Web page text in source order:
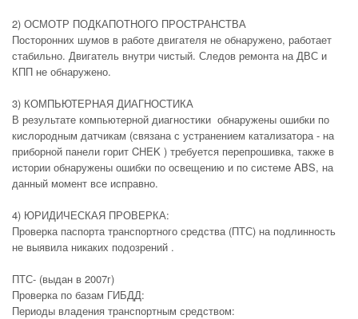
2) ОСМОТР ПОДКАПОТНОГО ПРОСТРАНСТВА
Посторонних шумов в работе двигателя не обнаружено, работает
стабильно. Двигатель внутри чистый. Следов ремонта на ДВС и
КПП не обнаружено.
3) КОМПЬЮТЕРНАЯ ДИАГНОСТИКА
В результате компьютерной диагностики обнаружены ошибки по
кислородным датчикам (связана с устранением катализатора - на
приборной панели горит CHEK ) требуется перепрошивка, также в
истории обнаружены ошибки по освещению и по системе ABS, на
данный момент все исправно.
4) ЮРИДИЧЕСКАЯ ПРОВЕРКА:
Проверка паспорта транспортного средства (ПТС) на подлинность
не выявила никаких подозрений .
ПТС- (выдан в 2007г)
Проверка по базам ГИБДД:
Периоды владения транспортным средством: